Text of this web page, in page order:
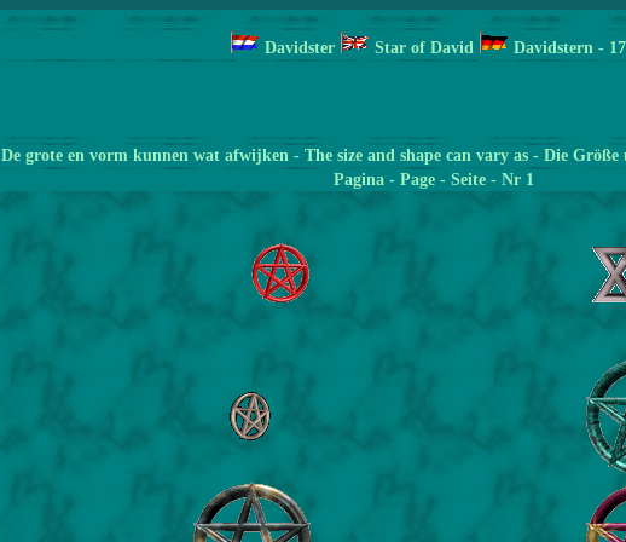
Davidster Star of David Davidstern - 17
De grote en vorm kunnen wat afwijken - The size and shape can vary as - Die
Pagina - Page - Seite - Nr 1